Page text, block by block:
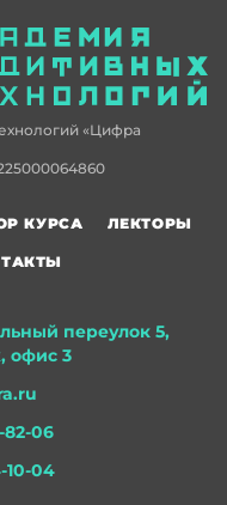
«Цифра
переулок 5,
офис 3
82-06
10-04
КУРСА
ЛЕКТОРЫ